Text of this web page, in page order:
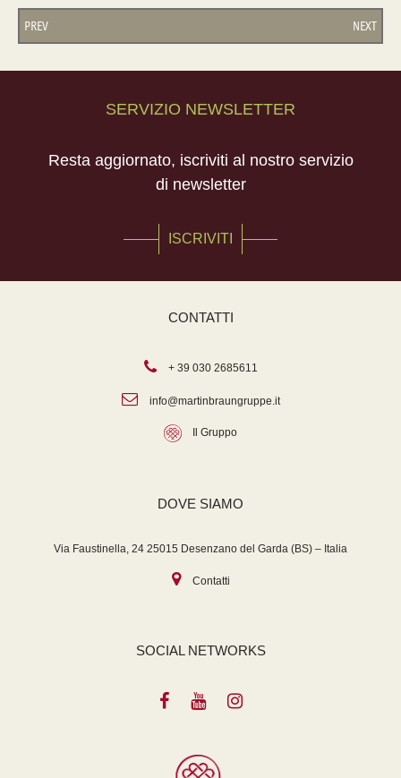
PREV NEXT
SERVIZIO NEWSLETTER
Resta aggiornato, iscriviti al nostro servizio
di newsletter
ISCRIVITI
CONTATTI
+ 39 030 2685611
info@martinbraungruppe.it
Il Gruppo
DOVE SIAMO
Via Faustinella, 24 25015 Desenzano del Garda (BS) – Italia
Contatti
SOCIAL NETWORKS